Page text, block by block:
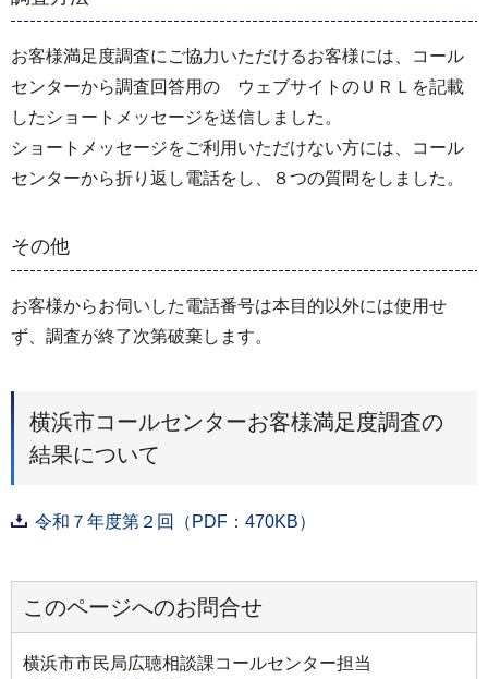
お客様満足度調査にご協力いただけるお客様には、コール
センターから調査回答用の ウェブサイトのＵＲＬを記載
したショートメッセージを送信しました。
ショートメッセージをご利用いただけない方には、コール
センターから折り返し電話をし、８つの質問をしました。
その他
お客様からお伺いした電話番号は本目的以外には使⽤せ
ず、調査が終了次第破棄します。
横浜市コールセンターお客様満⾜度調査の
結果について
令和７年度第２回（PDF：470KB）
このページへのお問合せ
横浜市市民局広聴相談課コールセンター担当